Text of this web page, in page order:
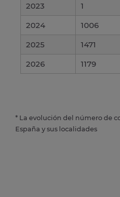
2023
1
2024
1006
2025
1471
2026
1179
* La evolución del número de
España y sus localidades